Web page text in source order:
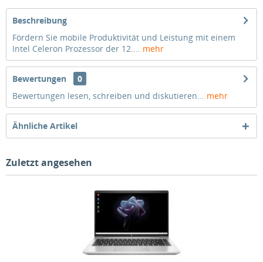
Beschreibung
Fördern Sie mobile Produktivität und Leistung mit einem
Intel Celeron Prozessor der 12.... mehr
Bewertungen
0
Bewertungen lesen, schreiben und diskutieren... mehr
Ähnliche Artikel
Zuletzt angesehen